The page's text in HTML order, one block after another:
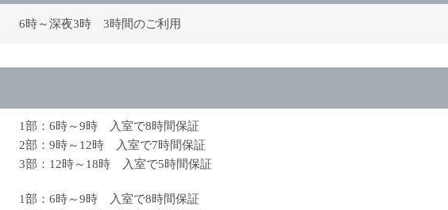
6時～深夜3時 3時間のご利用
1部：6時～9時 入室で8時間保証
2部：9時～12時 入室で7時間保証
3部：12時～18時 入室で5時間保証
1部：6時～9時 入室で8時間保証